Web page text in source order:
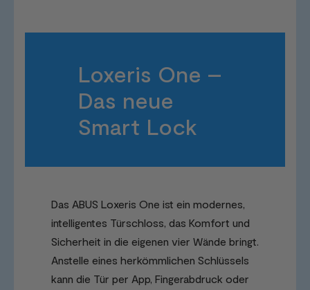
Loxeris One –
Das neue
Smart Lock
Das ABUS Loxeris One ist ein modernes,
intelligentes Türschloss, das Komfort und
Sicherheit in die eigenen vier Wände bringt.
Anstelle eines herkömmlichen Schlüssels
kann die Tür per App, Fingerabdruck oder